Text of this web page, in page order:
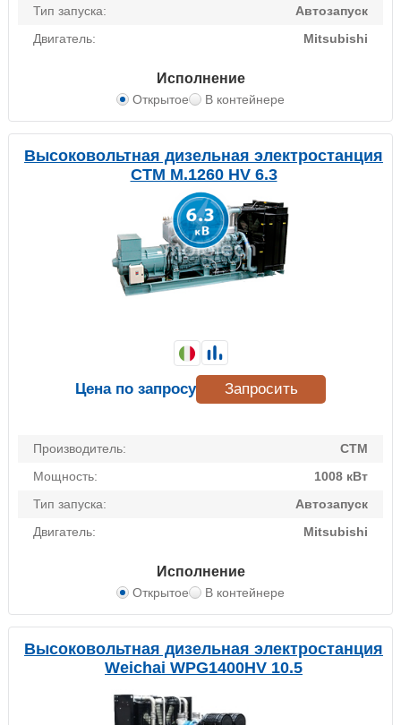
Тип запуска:
Автозапуск
Двигатель:
Mitsubishi
Исполнение
Открытое В контейнере
Высоковольтная дизельная электростанция
CTM M.1260 HV 6.3
Производитель:
CTM
Мощность:
1008 кВт
Тип запуска:
Автозапуск
Двигатель:
Mitsubishi
Исполнение
Открытое В контейнере
Цена по запросу Запросить
Высоковольтная дизельная электростанция
Weichai WPG1400HV 10.5